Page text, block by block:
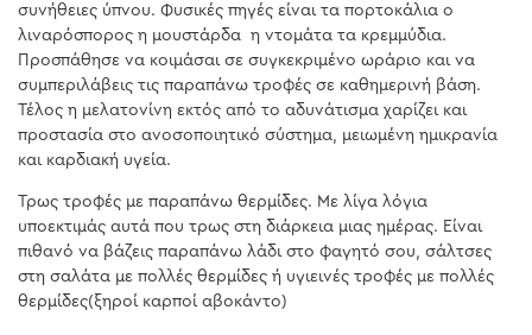
συνήθειες ύπνου. Φυσικές πηγές είναι τα πορτοκάλια ο
λιναρόσπορος η μουστάρδα η ντομάτα τα κρεμμύδια.
Προσπάθησε να κοιμάσαι σε συγκεκριμένο ωράριο και να
συμπεριλάβεις τις παραπάνω τροφές σε καθημερινή βάση.
Τέλος η μελατονίνη εκτός από το αδυνάτισμα χαρίζει και
προστασία στο ανοσοποιητικό σύστημα, μειωμένη ημικρανία
και καρδιακή υγεία.
Τρως τροφές με παραπάνω θερμίδες. Με λίγα λόγια
υποεκτιμάς αυτά που τρως στη διάρκεια μιας ημέρας. Είναι
πιθανό να βάζεις παραπάνω λάδι στο φαγητό σου, σάλτσες
στη σαλάτα με πολλές θερμίδες ή υγιεινές τροφές με πολλές
θερμίδες(ξηροί καρποί αβοκάντο)